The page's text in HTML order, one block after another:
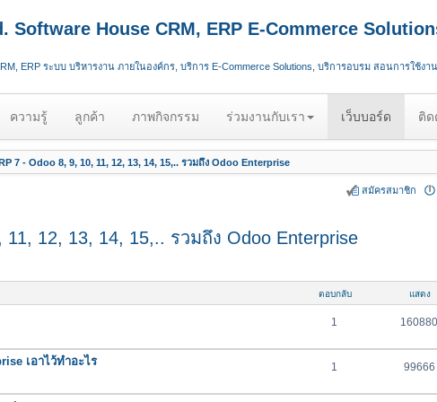
Software House CRM, ERP E-Commerce
ERP ระบบ บริหารงาน ภายในองค์กร, บริการ E-Commerce Solutions, บริการอบรม สอนการใช้งา
ความรู้ ลูกค้า ภาพกิจกรรม ร่วมงานกับเรา เว็บบอร์ด ติด
7 - Odoo 8, 9, 10, 11, 12, 13, 14, 15,.. รวมถึง Odoo Enterprise
สมัครสมาชิก
12, 13, 14, 15,.. รวมถึง Odoo Enterprise
ตอบกลับ แสดง
1 160880
เอาไว้ทำอะไร 1 99666